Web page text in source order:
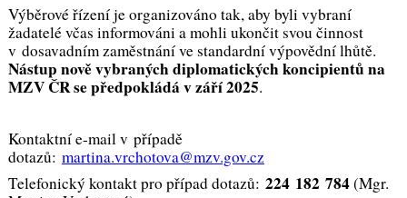
Výběrové řízení je organizováno tak, aby byli vybraní
žadatelé včas informováni a mohli ukončit svou činnost
v dosavadním zaměstnání ve standardní výpovědní lhůtě.
Nástup nově vybraných diplomatických koncipientů na
MZV ČR se předpokládá v září 2025.
Kontaktní e-mail v případě
dotazů: martina.vrchotova@mzv.gov.cz
Telefonický kontakt pro případ dotazů: 224 182 784(Mgr.